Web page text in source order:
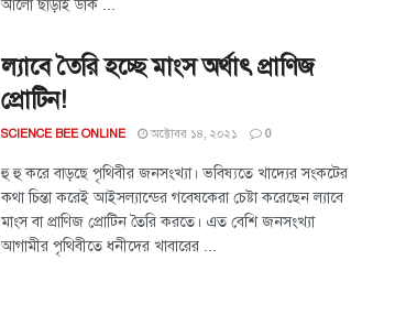
আলো ছাড়াই ডার্ক ...
ল্যাবে তৈরি হচ্ছে মাংস অর্থাৎ প্রাণিজ
প্রোটিন!
SCIENCE BEE ONLINE অক্টোবর ১৪, ২০২১ 0
হু হু করে বাড়ছে পৃথিবীর জনসংখ্যা। ভবিষ্যতে খাদ্যের সংকটের
কথা চিন্তা করেই আইসল্যান্ডের গবেষকেরা চেষ্টা করেছেন ল্যাবে
মাংস বা প্রাণিজ প্রোটিন তৈরি করতে। এত বেশি জনসংখ্যা
আগামীর পৃথিবীতে ধনীদের খাবারের ...